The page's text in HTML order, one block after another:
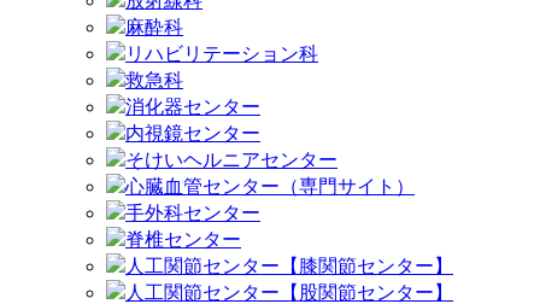
麻酔科
リハビリテーション科
救急科
消化器センター
内視鏡センター
そけいヘルニアセンター
心臓血管センター（専門サイト）
手外科センター
脊椎センター
人工関節センター【膝関節センター】
人工関節センター【股関節センター】